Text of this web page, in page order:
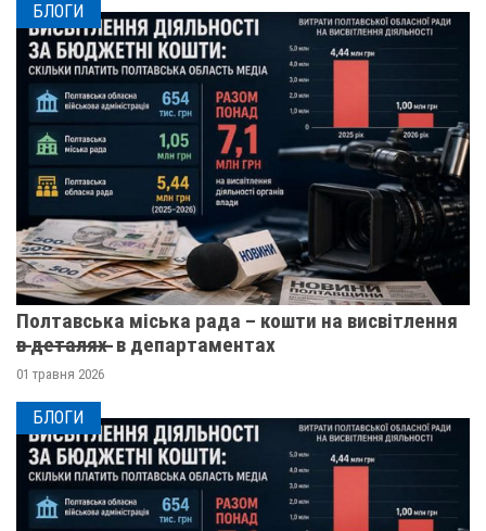
БЛОГИ
Полтавська міська рада – кошти на висвітлення
в̶ ̶д̶е̶т̶а̶л̶я̶х̶ ̶ в департаментах
01 травня 2026
БЛОГИ